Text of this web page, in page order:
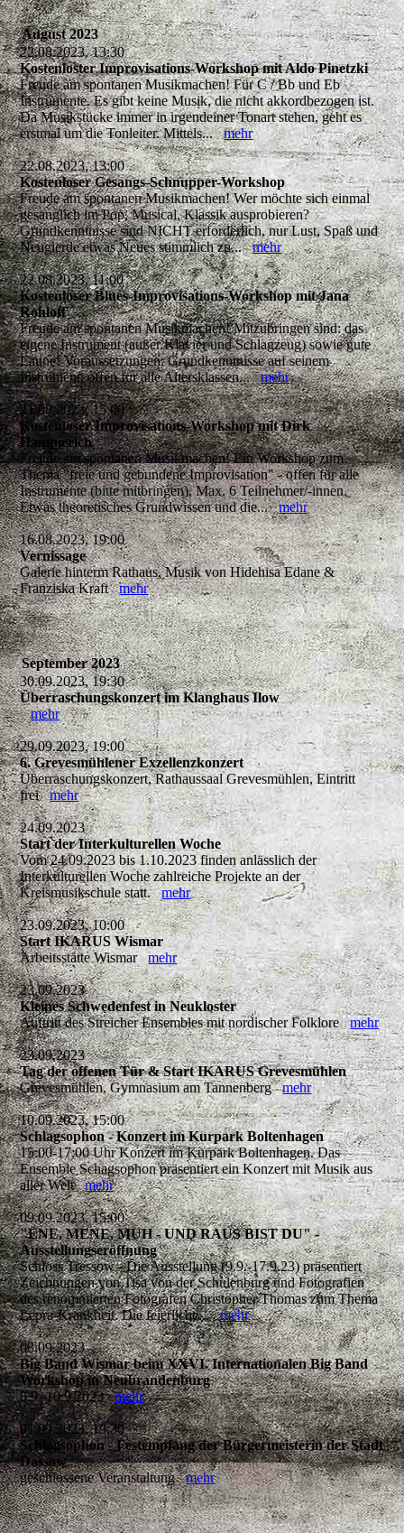
August 2023
22.08.2023, 13:30
Kostenloster Improvisations-Workshop mit Aldo Pinetzki
Freude am spontanen Musikmachen! Für C / Bb und Eb
Instrumente. Es gibt keine Musik, die nicht akkordbezogen ist.
Da Musikstücke immer in irgendeiner Tonart stehen, geht es
erstmal um die Tonleiter. Mittels...mehr
22.08.2023, 13:00
Kostenloser Gesangs-Schnupper-Workshop
Freude am spontanen Musikmachen! Wer möchte sich einmal
gesanglich im Pop, Musical, Klassik ausprobieren?
Grundkenntnisse sind NICHT erforderlich, nur Lust, Spaß und
Neugierde etwas Neues stimmlich zu...mehr
22.08.2023, 11:00
Kostenloser Blues-Improvisations-Workshop mit Jana
Rohloff
Freude am spontanen Musikmachen! Mitzubringen sind: das
eigene Instrument (außer Klavier und Schlagzeug) sowie gute
Laune! Voraussetzungen: Grundkenntnisse auf seinem
Instrument, offen für alle Altersklassen...mehr
21.08.2023, 15:00
Kostenloser Improvisations-Workshop mit Dirk
Hammerich
Freude am spontanen Musikmachen! Ein Workshop zum
Thema "freie und gebundene Improvisation" - offen für alle
Instrumente (bitte mitbringen). Max. 6 Teilnehmer/-innen.
Etwas theoretisches Grundwissen und die...mehr
16.08.2023, 19:00
Vernissage
Galerie hinterm Rathaus, Musik von Hidehisa Edane &
Franziska Kraftmehr
September 2023
30.09.2023, 19:30
Überraschungskonzert im Klanghaus Ilow
mehr
29.09.2023, 19:00
6. Grevesmühlener Exzellenzkonzert
Überraschungskonzert, Rathaussaal Grevesmühlen, Eintritt
freimehr
24.09.2023
Start der Interkulturellen Woche
Vom 24.09.2023 bis 1.10.2023 finden anlässlich der
Interkulturellen Woche zahlreiche Projekte an der
Kreismusikschule statt.mehr
23.09.2023, 10:00
Start IKARUS Wismar
Arbeitsstätte Wismarmehr
23.09.2023
Kleines Schwedenfest in Neukloster
Auftritt des Streicher Ensembles mit nordischer Folkloremehr
23.09.2023
Tag der offenen Tür & Start IKARUS Grevesmühlen
Grevesmühlen, Gymnasium am Tannenbergmehr
10.09.2023, 15:00
Schlagsophon - Konzert im Kurpark Boltenhagen
15:00-17:00 Uhr Konzert im Kurpark Boltenhagen. Das
Ensemble Schagsophon präsentiert ein Konzert mit Musik aus
aller Weltmehr
09.09.2023, 15:00
"ENE, MENE, MUH - UND RAUS BIST DU" -
Ausstellungseröffnung
Schloss Tressow - Die Ausstellung (9.9.-17.9.23) präsentiert
Zeichnungen von Tisa von der Schulenburg und Fotografien
des renommierten Fotografen Christopher Thomas zum Thema
Lepra-Krankheit. Die feierliche...mehr
08.09.2023
Big Band Wismar beim XXVI. Internationalen Big Band
Workshop in Neubrandenburg
8.9.-10.9.2023mehr
01.09.2023, 19:30
Schlagsophon - Festempfang der Bürgermeisterin der Stadt
Dassow
geschlossene Veranstaltungmehr